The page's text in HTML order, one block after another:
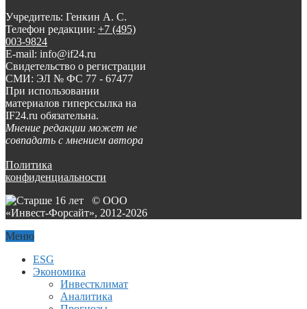
Учредитель: Генкин А. С.
Телефон редакции: +7 (495)
003-9824
E-mail: info@if24.ru
Свидетельство о регистрации
СМИ: ЭЛ № ФС 77 - 67477
При использовании
материалов гиперссылка на
IF24.ru обязательна.
Мнение редакции может не
совпадать с мнением автора
Политика
конфиденциальности
© ООО
«Инвест-Форсайт», 2012-2026
Меню
ESG
Экономика
Инвестклимат
Аналитика